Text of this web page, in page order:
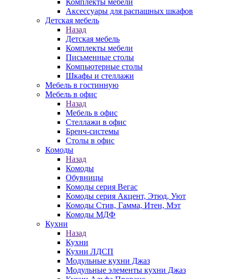
Комплекты мебели
Аксессуары для распашных шкафов
Детская мебель
Назад
Детская мебель
Комплекты мебели
Письменные столы
Компьютерные столы
Шкафы и стеллажи
Мебель в гостинную
Мебель в офис
Назад
Мебель в офис
Стеллажи в офис
Бренч-системы
Столы в офис
Комоды
Назад
Комоды
Обувницы
Комоды серия Вегас
Комоды серия Акцент, Этюд, Уют
Комоды Стив, Гамма, Итен, Мэт
Комоды МДФ
Кухни
Назад
Кухни
Кухни ЛДСП
Модульные кухни Джаз
Модульные элементы кухни Джаз